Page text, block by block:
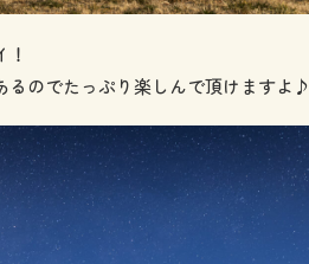
るのでたっぷり楽しんで頂けますよ♪